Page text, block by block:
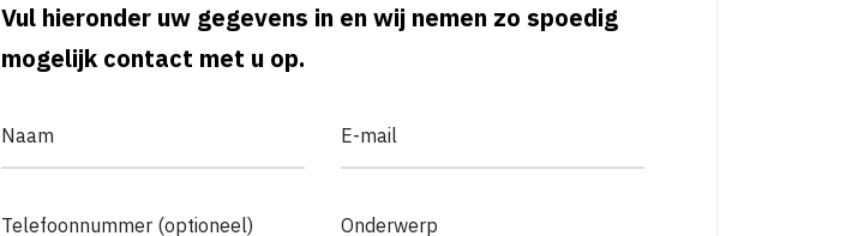
Vul hieronder uw gegevens in en wij nemen zo spoedig
mogelijk contact met u op.